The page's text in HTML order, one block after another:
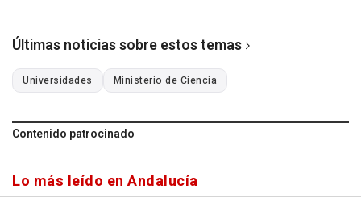
Últimas noticias sobre estos temas
Universidades Ministerio de Ciencia
Contenido patrocinado
Lo más leído en Andalucía